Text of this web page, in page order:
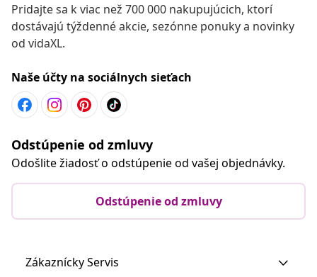
Pridajte sa k viac než 700 000 nakupujúcich, ktorí
dostávajú týždenné akcie, sezónne ponuky a novinky
od vidaXL.
Naše účty na sociálnych sieťach
Odstúpenie od zmluvy
Odošlite žiadosť o odstúpenie od vašej objednávky.
Odstúpenie od zmluvy
Zákaznícky Servis